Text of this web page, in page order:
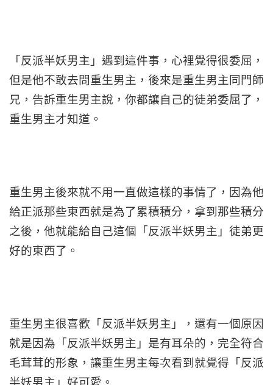
「反派半妖男主」遇到這件事，心裡覺得很委屈，
但是他不敢去問重生男主，後來是重生男主同門師
兄，告訴重生男主說，你都讓自己的徒弟委屈了，
重生男主才知道。
重生男主後來就不用一直做這樣的事情了，因為他
給正派那些東西就是為了累積積分，拿到那些積分
之後，他就能給自己這個「反派半妖男主」徒弟更
好的東西了。
重生男主很喜歡「反派半妖男主」，還有一個原因
就是因為「反派半妖男主」是有耳朵的，完全符合
毛茸茸的形象，讓重生男主每次看到就覺得「反派